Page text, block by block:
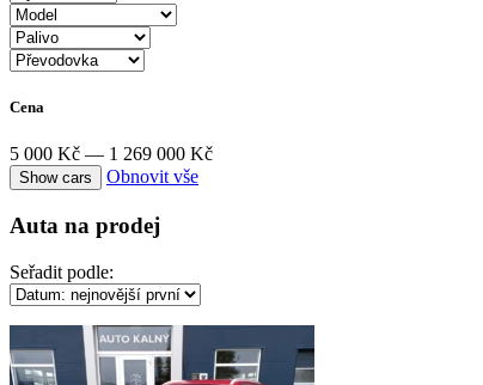
Cena
5 000 Kč — 1 269 000 Kč
Obnovit vše
Auta na prodej
Seřadit podle: